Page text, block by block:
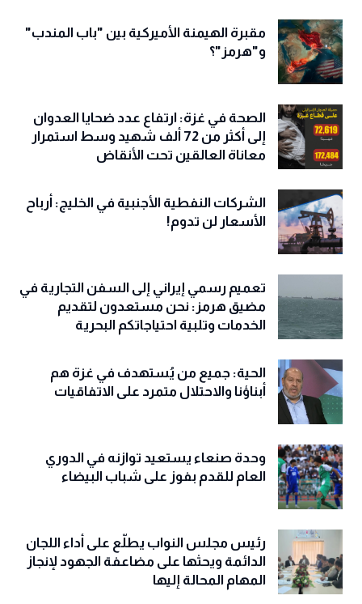
مقبرة الهيمنة الأميركية بين "باب المندب"
و"هرمز"؟
الصحة في غزة: ارتفاع عدد ضحايا العدوان
إلى أكثر من 72 ألف شهيد وسط استمرار
معاناة العالقين تحت الأنقاض
الشركات النفطية الأجنبية في الخليج: أرباح
الأسعار لن تدوم!
تعميم رسمي إيراني إلى السفن التجارية في
مضيق هرمز: نحن مستعدون لتقديم
الخدمات وتلبية احتياجاتكم البحرية
الحية: جميع من يُستهدف في غزة هم
أبناؤنا والاحتلال متمرد على الاتفاقيات
وحدة صنعاء يستعيد توازنه في الدوري
العام للقدم بفوز على شباب البيضاء
رئيس مجلس النواب يطلّع على أداء اللجان
الدائمة ويحثها على مضاعفة الجهود لإنجاز
المهام المحالة إليها